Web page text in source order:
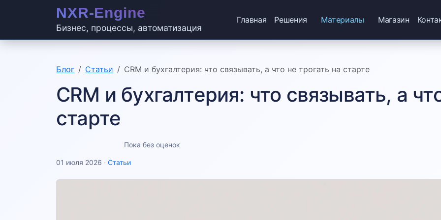
Бизнес, процессы, автоматизация
Главная Решения Материалы Магазин
Блог Статьи CRM и бухгалтерия: что связывать, а что не трогать на старте
CRM и бухгалтерия: что связывать, а
старте
Пока без оценок
01 июля 2026 · Статьи